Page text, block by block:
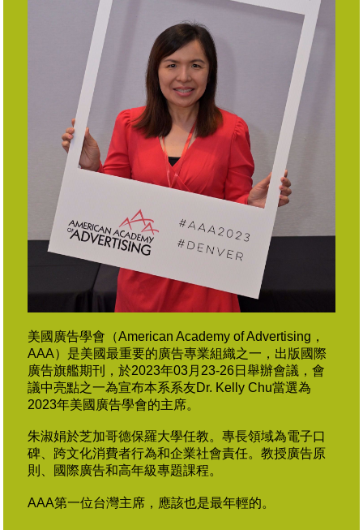
美國廣告學會（American Academy of Advertising，
AAA）是美國最重要的廣告專業組織之一，出版國際
廣告旗艦期刊，於2023年03月23-26日舉辦會議，會
議中亮點之一為宣布本系系友Dr. Kelly Chu當選為
2023年美國廣告學會的主席。
朱淑娟於芝加哥德保羅大學任教。專長領域為電子口
碑、跨文化消費者行為和企業社會責任。教授廣告原
則、國際廣告和高年級專題課程。
AAA第一位台灣主席，應該也是最年輕的。